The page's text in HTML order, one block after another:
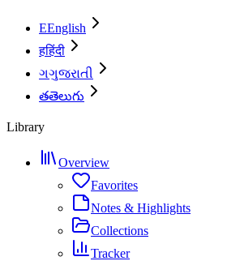
EEnglish
हहिंदी
ગગુજરાતી
తతెలుగు
Library
Overview
Favorites
Notes & Highlights
Collections
Tracker